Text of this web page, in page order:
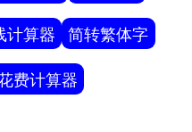
计算器 简转繁体字
费计算器